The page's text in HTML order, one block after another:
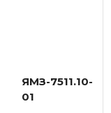
ЯМЗ-7511.10-
01